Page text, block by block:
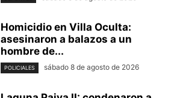
Homicidio en Villa Oculta:
asesinaron a balazos a un
hombre de...
POLICIALES sábado 8 de agosto de 2026